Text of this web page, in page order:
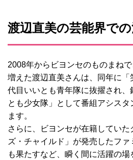
渡辺直美の芸能界で
2008年からビヨンセのものまね
増えた渡辺直美さんは、同年に
代目いいとも青年隊に抜擢され
とも少女隊」として番組アシスタ
ます。
さらに、ビヨンセが在籍してい
ズ・チャイルド」が発売したフ
も果たすなど、瞬く間に活躍の場